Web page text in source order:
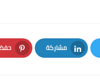
مشاركة
LinkedIn